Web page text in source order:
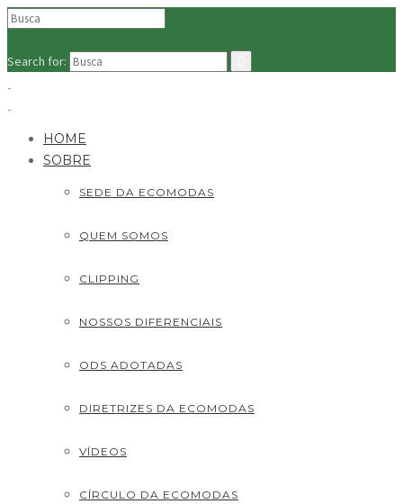
Search for:
HOME
SOBRE
SEDE DA ECOMODAS
QUEM SOMOS
CLIPPING
NOSSOS DIFERENCIAIS
ODS ADOTADAS
DIRETRIZES DA ECOMODAS
VÍDEOS
CÍRCULO DA ECOMODAS